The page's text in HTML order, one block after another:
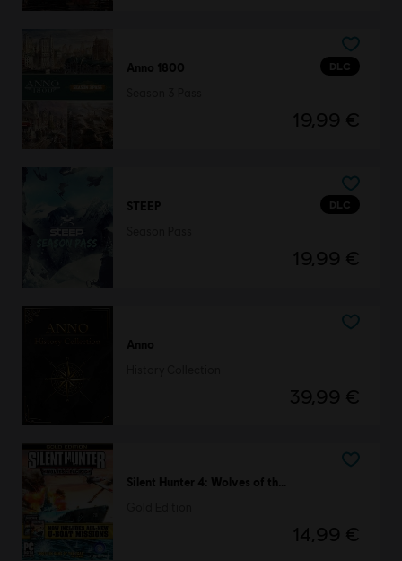
DLC
Anno 1800
19,99 €
DLC
STEEP
19,99 €
Anno
39,99 €
14,99 €